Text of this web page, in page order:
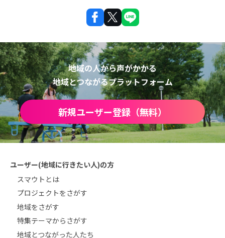
地域の人から声がかかる
地域とつながるプラットフォーム
新規ユーザー登録（無料）
ユーザー(地域に行きたい人)の方
スマウトとは
プロジェクトをさがす
地域をさがす
特集テーマからさがす
地域とつながった人たち